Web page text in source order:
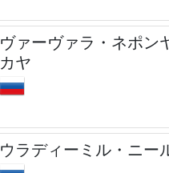
ヴァーヴァラ・ネポン
カヤ
ウラディーミル・ニー